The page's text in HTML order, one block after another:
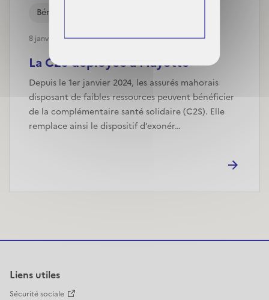
Bénéficiaires
8 janvier, 2024
La C2S déployée à Mayotte
Depuis le 1er janvier 2024, les assurés mahorais
disposant de faibles ressources peuvent bénéficier
de la complémentaire santé solidaire (C2S). Elle
remplace ainsi le dispositif d’exonér…
Liens utiles
Sécurité sociale